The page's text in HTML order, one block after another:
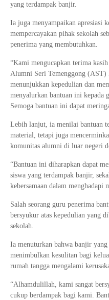
yang terdampak banjir.
Ia juga menyampaikan apresiasi
mempercayakan pihak sekolah
penerima yang membutuhkan.
“Kami mengucapkan terima kasih
Alumni Seri Temenggong
menunjukkan kepedulian dan
menyalurkan bantuan ini kepada
Semoga bantuan ini dapat
Lebih lanjut, ia menilai bantuan
material, tetapi juga
komunitas alumni di luar negeri
“Bantuan ini diharapkan dapat
siswa yang terdampak banjir,
kebersamaan dalam menghadapi
Salah seorang guru penerima
bersyukur atas kepedulian yang
sekolah.
Ia menuturkan bahwa banjir
menimbulkan kesulitan bagi
rumah tangga mengalami
“Alhamdulillah, kami sangat
cukup berdampak bagi kami.